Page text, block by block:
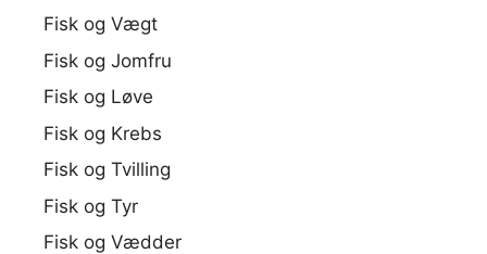
Fisk og Vægt
Fisk og Jomfru
Fisk og Løve
Fisk og Krebs
Fisk og Tvilling
Fisk og Tyr
Fisk og Vædder